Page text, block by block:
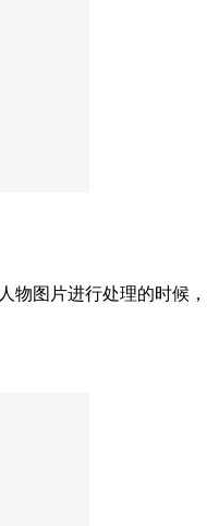
物图片进行处理的时候